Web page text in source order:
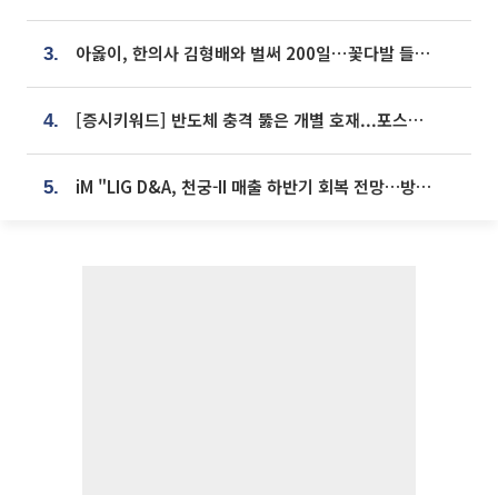
3. 아옳이, 한의사 김형배와 벌써 200일⋯꽃다발 들고 "프러포즈 아냐"
4. [증시키워드] 반도체 충격 뚫은 개별 호재...포스코퓨처엠·에코프로·한화솔루션 '눈길'
5. iM "LIG D&A, 천궁-II 매출 하반기 회복 전망…방산 톱픽 유지"